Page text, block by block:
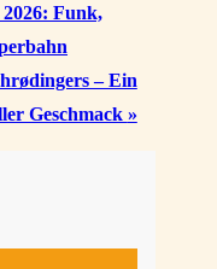
Funk,
– Ein
Geschmack »